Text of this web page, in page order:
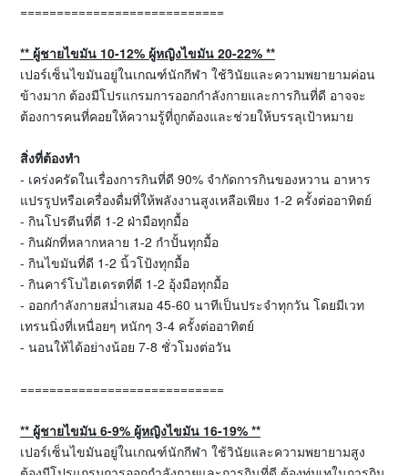
============================
** ผู้ชายไขมัน 10-12% ผู้หญิงไขมัน 20-22% **
เปอร์เซ็นไขมันอยู่ในเกณฑ์นักกีฬา ใช้วินัยและความพยายามค่อน
ข้างมาก ต้องมีโปรแกรมการออกกำลังกายและการกินที่ดี อาจจะ
ต้องการคนที่คอยให้ความรู้ที่ถูกต้องและช่วยให้บรรลุเป้าหมาย
สิ่งที่ต้องทำ
- เคร่งครัดในเรื่องการกินที่ดี 90% จำกัดการกินของหวาน อาหาร
แปรรูปหรือเครื่องดื่มที่ให้พลังงานสูงเหลือเพียง 1-2 ครั้งต่ออาทิตย์
- กินโปรตีนที่ดี 1-2 ฝ่ามือทุกมื้อ
- กินผักที่หลากหลาย 1-2 กำปั้นทุกมื้อ
- กินไขมันที่ดี 1-2 นิ้วโป้งทุกมื้อ
- กินคาร์โบไฮเดรตที่ดี 1-2 อุ้งมือทุกมื้อ
- ออกกำลังกายสม่ำเสมอ 45-60 นาทีเป็นประจำทุกวัน โดยมีเวท
เทรนนิ่งที่เหนื่อยๆ หนักๆ 3-4 ครั้งต่ออาทิตย์
- นอนให้ได้อย่างน้อย 7-8 ชั่วโมงต่อวัน
============================
** ผู้ชายไขมัน 6-9% ผู้หญิงไขมัน 16-19% **
เปอร์เซ็นไขมันอยู่ในเกณฑ์นักกีฬา ใช้วินัยและความพยายามสูง